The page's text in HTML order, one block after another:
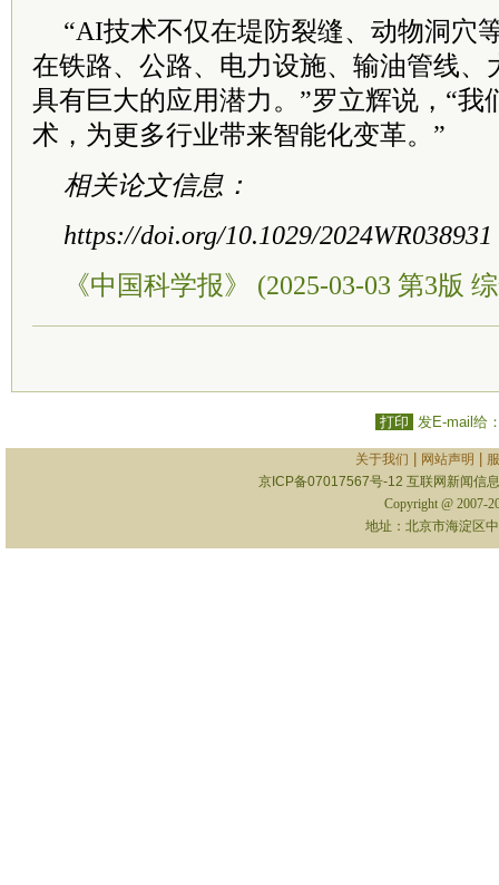
“AI技术不仅在堤防裂缝、动物洞穴
在铁路、公路、电力设施、输油管线、
具有巨大的应用潜力。”罗立辉说，“我
术，为更多行业带来智能化变革。”
相关论文信息：
https://doi.org/10.1029/2024WR038931
《中国科学报》 (2025-03-03 第3版
打印 发E-mail给
关于我们 网站声明
京ICP备07017567号-12 互联网新闻信
Copyright @ 2007-
地址：北京市海淀区